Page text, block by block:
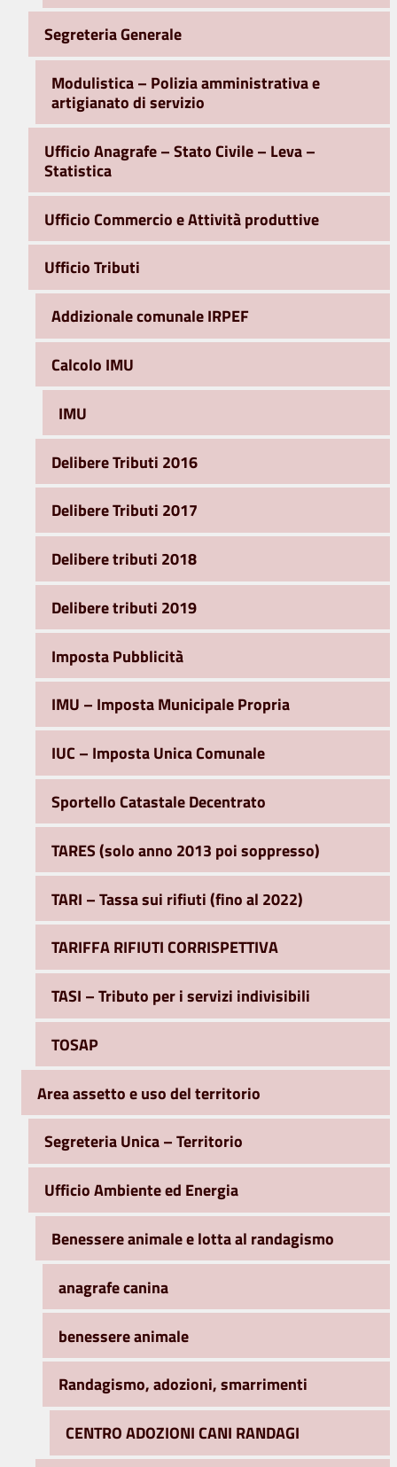
Segreteria Generale
Modulistica – Polizia amministrativa e
artigianato di servizio
Ufficio Anagrafe – Stato Civile – Leva –
Statistica
Ufficio Commercio e Attività produttive
Ufficio Tributi
Addizionale comunale IRPEF
Calcolo IMU
IMU
Delibere Tributi 2016
Delibere Tributi 2017
Delibere tributi 2018
Delibere tributi 2019
Imposta Pubblicità
IMU – Imposta Municipale Propria
IUC – Imposta Unica Comunale
Sportello Catastale Decentrato
TARES (solo anno 2013 poi soppresso)
TARI – Tassa sui rifiuti (fino al 2022)
TARIFFA RIFIUTI CORRISPETTIVA
TASI – Tributo per i servizi indivisibili
TOSAP
Area assetto e uso del territorio
Segreteria Unica – Territorio
Ufficio Ambiente ed Energia
Benessere animale e lotta al randagismo
anagrafe canina
benessere animale
Randagismo, adozioni, smarrimenti
CENTRO ADOZIONI CANI RANDAGI